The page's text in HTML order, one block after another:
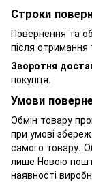
Строки
Повернення та
після
Зворотня
покупця.
Умови
Обмін товару
при умові
самого товару.
лише Новою
наявності